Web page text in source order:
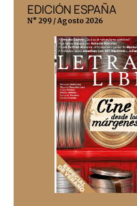
EDICIÓN ESPAÑA
N° 299 / Agosto 2026